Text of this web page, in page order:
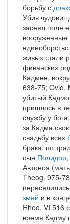
борьбу с
Убив
засеял поле
единоборство
живых стали
фиванских
Кадмее,
638-75; Ovid.
убитый
пришлось в
службу у
за Кадма
свадьбу всех
брака, по
сын Полидор
Автоноя (мать
Theog. 975-
змей и в
Rhod. VI 516
время Кадму